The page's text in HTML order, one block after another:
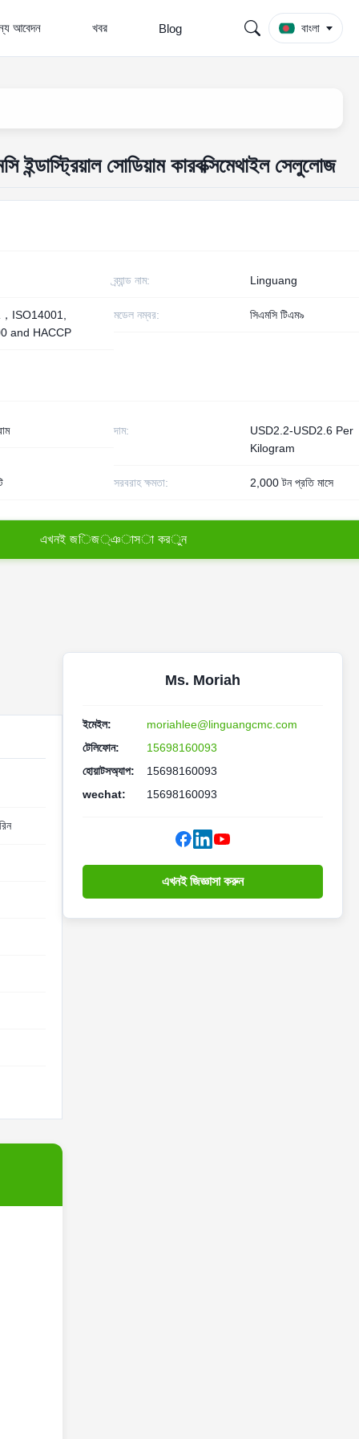
আবেদন খবর Blog বাংলা
ইন্ডাস্ট্রিয়াল সোডিয়াম কারবক্সিমেথাইল সেলুলোজ
ব্র্যান্ড নাম: Linguang
ISO14001,
and HACCP
মডেল নম্বর: সিএমসি টিএম৯
দাম:
USD2.2-USD2.6 Per
Kilogram
সরবরাহ ক্ষমতা: 2,000 টন প্রতি মাসে
এখনই জিজ্ঞাসা করুন
Ms. Moriah
ইমেইল:
moriahlee@linguangcmc.com
টেলিফোন:
15698160093
হোয়াটসঅ্যাপ:
15698160093
wechat:
15698160093
এখনই জিজ্ঞাসা করুন